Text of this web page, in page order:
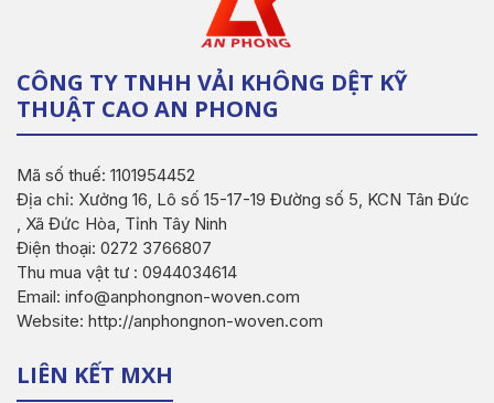
CÔNG TY TNHH VẢI KHÔNG DỆT KỸ
THUẬT CAO AN PHONG
Mã số thuế: 1101954452
Địa chỉ: Xưởng 16, Lô số 15-17-19 Đường số 5, KCN Tân Đức
, Xã Đức Hòa, Tỉnh Tây Ninh
Điện thoại: 0272 3766807
Thu mua vật tư : 0944034614
Email: info@anphongnon-woven.com
Website: http://anphongnon-woven.com
LIÊN KẾT MXH